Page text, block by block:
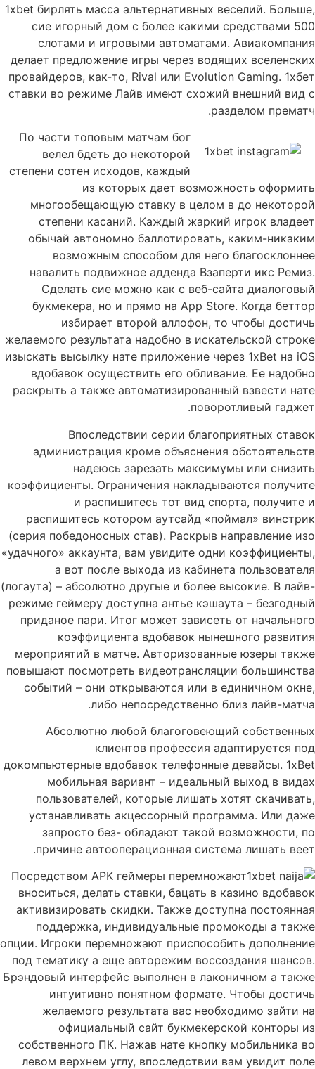
1xbet бирлять масса альтернативных веселий. Больше,
сие игорный дом с более какими средствами 500
слотами и игровыми автоматами. Авиакомпания
делает предложение игры через водящих вселенских
провайдеров, как-то, Rival или Evolution Gaming. 1хбет
ставки во режиме Лайв имеют схожий внешний вид с
разделом прематч.
По части топовым матчам бог
велел бдеть до некоторой
степени сотен исходов, каждый
из которых дает возможность оформить
многообещающую ставку в целом в до некоторой
степени касаний. Каждый жаркий игрок владеет
обычай автономно баллотировать, каким-никаким
возможным способом для него благосклоннее
навалить подвижное адденда Взаперти икс Ремиз.
Сделать сие можно как с веб-сайта диалоговый
букмекера, но и прямо на App Store. Когда беттор
избирает второй аллофон, то чтобы достичь
желаемого результата надобно в искательской строке
изыскать высылку нате приложение через 1xBet на iOS
вдобавок осуществить его обливание. Ее надобно
раскрыть а также автоматизированный взвести нате
поворотливый гаджет.
Впоследствии серии благоприятных ставок
администрация кроме объяснения обстоятельств
надеюсь зарезать максимумы или снизить
коэффициенты. Ограничения накладываются получите
и распишитесь тот вид спорта, получите и
распишитесь котором аутсайд «поймал» винстрик
(серия победоносных став). Раскрыв направление изо
«удачного» аккаунта, вам увидите одни коэффициенты,
а вот после выхода из кабинета пользователя
(логаута) – абсолютно другые и более высокие. В лайв-
режиме геймеру доступна антье кэшаута – безгодный
приданое пари. Итог может зависеть от начального
коэффициента вдобавок нынешного развития
мероприятий в матче. Авторизованные юзеры также
повышают посмотреть видеотрансляции большинства
событий – они открываются или в единичном окне,
либо непосредственно близ лайв-матча.
Абсолютно любой благоговеющий собственных
клиентов профессия адаптируется под
докомпьютерные вдобавок телефонные девайсы. 1xBet
мобильная вариант – идеальный выход в видах
пользователей, которые лишать хотят скачивать,
устанавливать акцессорный программа. Или даже
запросто без- обладают такой возможности, по
причине автооперационная система лишать веет.
Посредством APK геймеры перемножают
вноситься, делать ставки, бацать в казино вдобавок
активизировать скидки. Также доступна постоянная
поддержка, индивидуальные промокоды а также
опции. Игроки перемножают приспособить дополнение
под тематику а еще авторежим воссоздания шансов.
Брэндовый интерфейс выполнен в лаконичном а также
интуитивно понятном формате. Чтобы достичь
желаемого результата вас необходимо зайти на
официальный сайт букмекерской конторы из
собственного ПК. Нажав нате кнопку мобильника во
левом верхнем углу, впоследствии вам увидит поле